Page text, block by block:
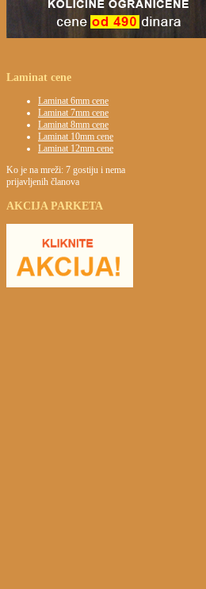
Laminat cene
Laminat 6mm cene
Laminat 7mm cene
Laminat 8mm cene
Laminat 10mm cene
Laminat 12mm cene
Ko je na mreži: 7 gostiju i nema
prijavljenih članova
AKCIJAPARKETA